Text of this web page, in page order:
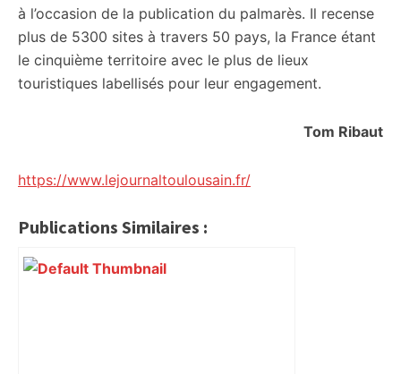
à l’occasion de la publication du palmarès. Il recense
plus de 5300 sites à travers 50 pays, la France étant
le cinquième territoire avec le plus de lieux
touristiques labellisés pour leur engagement.
Tom Ribaut
https://www.lejournaltoulousain.fr/
Publications Similaires :